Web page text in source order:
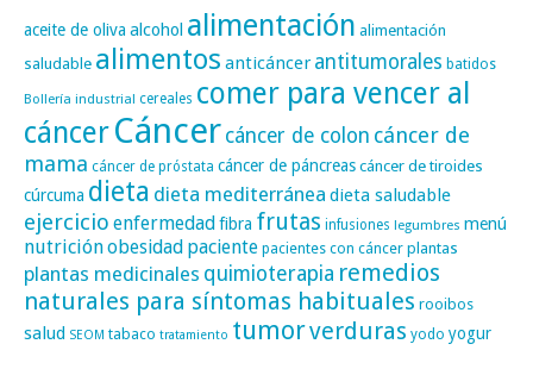
aceite de oliva alcohol alimentación alimentación
saludable alimentos anticáncer antitumorales batidos
Bollería industrial cereales comer para vencer al
cáncerCáncer cáncer de colon cáncer de
mama cáncer de próstata cáncer de páncreascáncer de tiroides
cúrcuma dieta dieta mediterránea dieta saludable
ejercicio enfermedadfibra frutas infusiones legumbres menú
nutriciónobesidad paciente pacientes con cáncer plantas
plantas medicinales quimioterapia remedios
naturales para síntomas habituales rooibos
salud SEOM tabaco tratamiento tumorverduras yodo yogur